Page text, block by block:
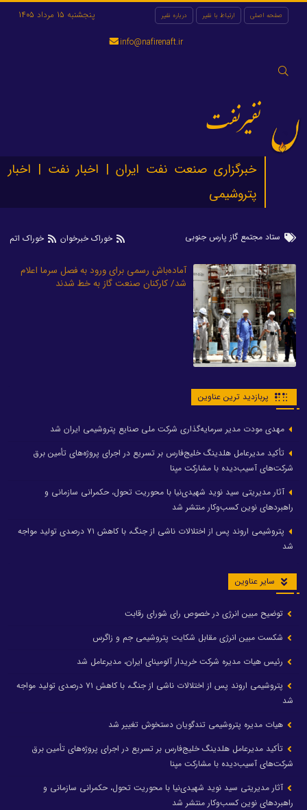
صفحه اصلی ارتباط با نفیر درباره نفیر
جستجو
پنجشنبه 15 مرداد 1405
info@nafirenaft.ir
نفیرنفت
خبرگزاری صنعت نفت ایران | اخبار نفت | اخبار
پتروشیمی
ستاد مجتمع گاز پارس جنوبی خوراک خبرخوان خوراک اتم
آماده‌باش رسمی برای ورود به فصل سرما اعلام
شد/ کارکنان صنعت گاز به خط شدند
پربازدید ترین عناوین
مهدی مودت مدیر سرمایه‌گذاری شرکت ملی صنایع پتروشیمی ایران شد
تأکید مدیرعامل هلدینگ خلیج‌فارس بر تسریع در اجرای پروژه‌های تأمین برق
شرکت‌های آسیب‌دیده با مشارکت مپنا
آثار مدیریتی سید نوید شهیدی‌نیا با محوریت تحول، حکمرانی سازمانی و
راهبردهای نوین کسب‌وکار منتشر شد
پتروشیمی اروند پس از اختلالات ناشی از جنگ، با کاهش ۷۱ درصدی تولید مواجه
شد
سایر عناوین
توضیح مبین انرژی در خصوص رای شورای رقابت
شکست مبین انرژی مقابل شکایت پتروشیمی جم و زاگرس
رئیس هیات مدیره شرکت خریدار آلومینای ایران، مدیرعامل شد
پتروشیمی اروند پس از اختلالات ناشی از جنگ، با کاهش ۷۱ درصدی تولید مواجه
شد
هیات مدیره پتروشیمی تندگویان دستخوش تغییر شد
تأکید مدیرعامل هلدینگ خلیج‌فارس بر تسریع در اجرای پروژه‌های تأمین برق
شرکت‌های آسیب‌دیده با مشارکت مپنا
آثار مدیریتی سید نوید شهیدی‌نیا با محوریت تحول، حکمرانی سازمانی و
راهبردهای نوین کسب‌وکار منتشر شد